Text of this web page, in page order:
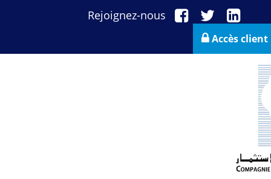
Rejoignez-nous
Accès client